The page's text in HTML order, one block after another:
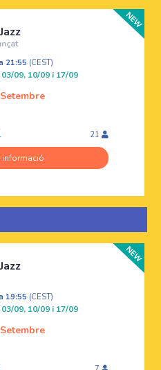
21:55 (CEST)
09, 10/09 i 17/09
21
19:55 (CEST)
09, 10/09 i 17/09